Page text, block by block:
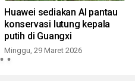
Huawei sediakan AI pantau
konservasi lutung kepala
putih di Guangxi
Minggu, 29 Maret 2026